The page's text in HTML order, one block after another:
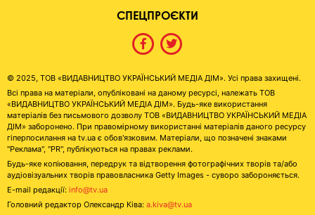
СПЕЦПРОЄКТИ
© 2025, ТОВ «ВИДАВНИЦТВО УКРАЇНСЬКИЙ МЕДІА ДІМ». Усі права захищені.
Всі права на матеріали, опубліковані на даному ресурсі, належать ТОВ
«ВИДАВНИЦТВО УКРАЇНСЬКИЙ МЕДІА ДІМ». Будь-яке використання
матеріалів без письмового дозволу ТОВ «ВИДАВНИЦТВО УКРАЇНСЬКИЙ МЕДІА
ДІМ» заборонено. При правомірному використанні матеріалів даного ресурсу
гіперпосилання на tv.ua є обов'язковим. Матеріали, що позначені знаками
"Реклама", "PR", публікуються на правах реклами.
Будь-яке копіювання, передрук та відтворення фотографічних творів та/або
аудіовізуальних творів правовласника Getty Images - суворо забороняється.
E-mail редакції: info@tv.ua
Головний редактор Олександр Ківа: a.kiva@tv.ua